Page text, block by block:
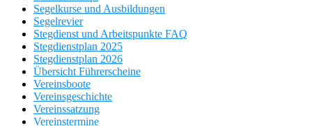
Segelkurse und Ausbildungen
Segelrevier
Stegdienst und Arbeitspunkte FAQ
Stegdienstplan 2025
Stegdienstplan 2026
Übersicht Führerscheine
Vereinsboote
Vereinsgeschichte
Vereinssatzung
Vereinstermine